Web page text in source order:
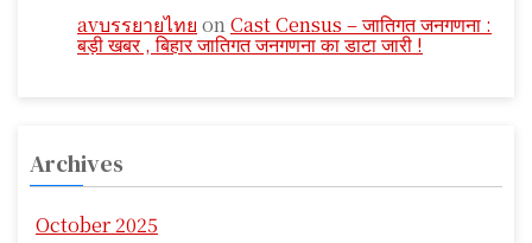
avบรรยายไทย onCast Census – जातिगत जनगणना :
बड़ी खबर , बिहार जातिगत जनगणना का डाटा जारी !
Archives
October 2025